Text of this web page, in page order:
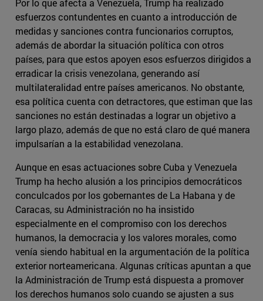
Por lo que afecta a Venezuela, Trump ha realizado
esfuerzos contundentes en cuanto a introducción de
medidas y sanciones contra funcionarios corruptos,
además de abordar la situación política con otros
países, para que estos apoyen esos esfuerzos dirigidos a
erradicar la crisis venezolana, generando así
multilateralidad entre países americanos. No obstante,
esa política cuenta con detractores, que estiman que las
sanciones no están destinadas a lograr un objetivo a
largo plazo, además de que no está claro de qué manera
impulsarían a la estabilidad venezolana.
Aunque en esas actuaciones sobre Cuba y Venezuela
Trump ha hecho alusión a los principios democráticos
conculcados por los gobernantes de La Habana y de
Caracas, su Administración no ha insistido
especialmente en el compromiso con los derechos
humanos, la democracia y los valores morales, como
venía siendo habitual en la argumentación de la política
exterior norteamericana. Algunas críticas apuntan a que
la Administración de Trump está dispuesta a promover
los derechos humanos solo cuando se ajusten a sus